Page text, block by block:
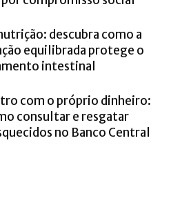
descubra como a
equilibrada protege o
intestinal
com o próprio dinheiro:
consultar e resgatar
no Banco Central